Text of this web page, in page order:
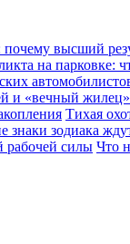
высший
на парковке:
и «вечный
Тихая
знаки зодиака
рабочей силы Что